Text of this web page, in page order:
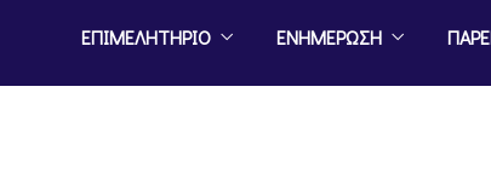
ΕΠΙΜΕΛΗΤΗΡΙΟ ΕΝΗΜΕΡΩΣΗ